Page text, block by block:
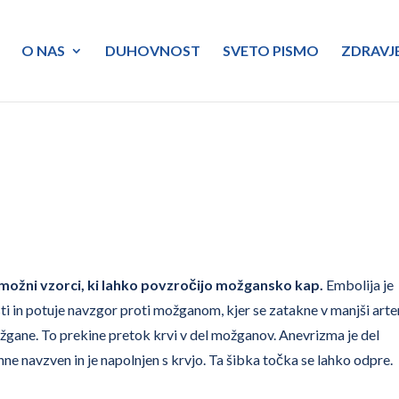
O NAS DUHOVNOST SVETO PISMO
vzorci, ki lahko povzročijo možgansko kap. Embolija je
in potuje navzgor proti možganom, kjer se zatakne v manjši
To prekine pretok krvi v del možganov. Anevrizma je del
navzven in je napolnjen s krvjo. Ta šibka točka se lahko odpre.